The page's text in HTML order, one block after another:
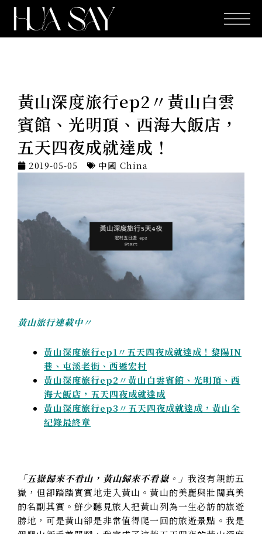
黃山深度旅行ep2〃黃山白雲
賓館、光明頂、西海大飯店，
五天四夜成就達成！
2019-05-05 中國 China
黃山旅行連載中〃
黃山深度旅行ep1〃五天四夜成就達成！黎陽IN
巷、屯溪老街、西遞宏村
黃山深度旅行ep2〃黃山白雲賓館、光明頂、西
海大飯店，五天四夜成就達成
黃山深度旅行ep3〃五天四夜成就達成，黃山全
紀錄最終章
「五嶽歸來不看山，黃山歸來不看嶽。」我沒有親訪五
嶽，但卻踏踏實實地走入黃山。黃山的美麗與壯闊真美
的名副其實。鮮少聽見旅人把黃山列為一生必訪的旅遊
勝地，可是黃山卻是非常值得爬一回的旅遊景點。我是